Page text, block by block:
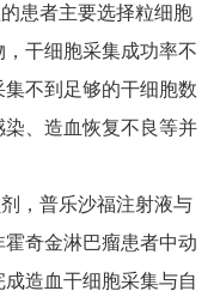
患者主要选择粒细胞
干细胞采集成功率不
不到足够的干细胞数
、造血恢复不良等并
，普乐沙福注射液与
奇金淋巴瘤患者中动
造血干细胞采集与自